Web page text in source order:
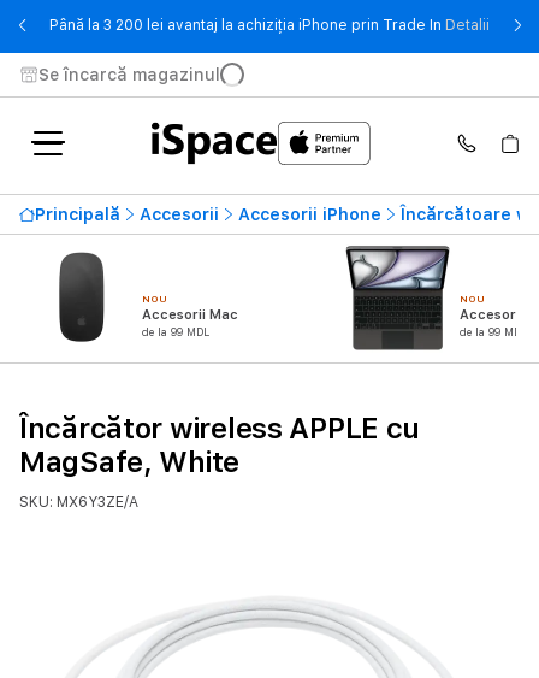
Până la 3 200 lei avantaj la achiziția iPhone prin Trade In Detalii -
Se încarcă magazinul
Principală Accesorii Accesorii iPhone Încărcătoare
NOU
Accesorii Mac
de la 99 MDL
NOU
Accesorii
de la 99 MDL
Încărcător wireless APPLE cu
MagSafe, White
SKU: MX6Y3ZE/A